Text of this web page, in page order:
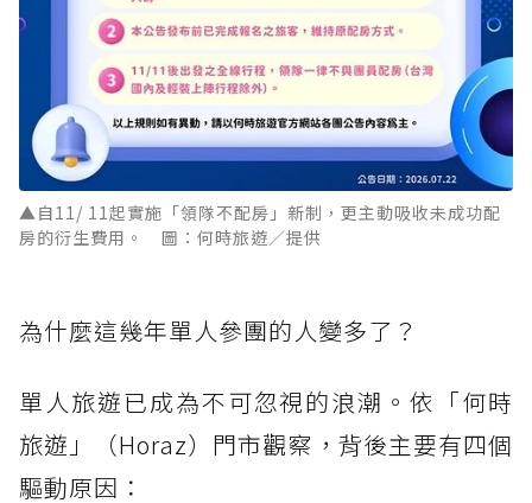
▲自11/ 11起實施「領隊不配房」新制，更主動吸收未成功配
房的衍生費用。 圖：何時旅遊／提供
為什麼這幾年單人參團的人變多了？
單人旅遊已成為不可忽視的浪潮。依「何時
旅遊」（Horaz）門市觀察，背後主要有四個
驅動原因：